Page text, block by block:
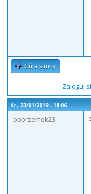
Góra strony
Zaloguj
śr., 23/01/2019 - 18:06
ppprzemek23